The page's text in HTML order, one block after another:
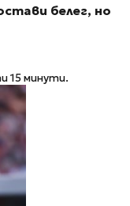
белег, но
15 минути.